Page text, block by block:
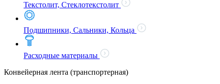
Текстолит, Стеклотекстолит
Подшипники, Сальники, Кольца
Расходные материалы
Конвейерная лента (транспортерная)